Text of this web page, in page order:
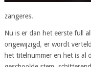
zangeres.
Nu is er dan het eerste full
ongewijzigd, er wordt
het titelnummer en het is al